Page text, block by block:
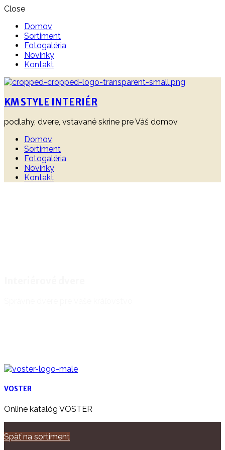
Close
Domov
Sortiment
Fotogaléria
Novinky
Kontakt
KM STYLE INTERIÉR
podlahy, dvere, vstavané skrine pre Váš domov
Domov
Sortiment
Fotogaléria
Novinky
Kontakt
VOSTER
Online katalóg VOSTER
Späť na sortiment